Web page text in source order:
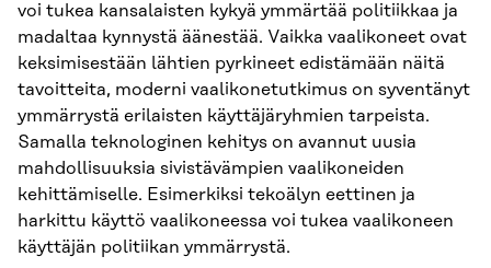
voi tukea kansalaisten kykyä ymmärtää politiikkaa ja
madaltaa kynnystä äänestää. Vaikka vaalikoneet ovat
keksimisestään lähtien pyrkineet edistämään näitä
tavoitteita, moderni vaalikonetutkimus on syventänyt
ymmärrystä erilaisten käyttäjäryhmien tarpeista.
Samalla teknologinen kehitys on avannut uusia
mahdollisuuksia sivistävämpien vaalikoneiden
kehittämiselle. Esimerkiksi tekoälyn eettinen ja
harkittu käyttö vaalikoneessa voi tukea vaalikoneen
käyttäjän politiikan ymmärrystä.